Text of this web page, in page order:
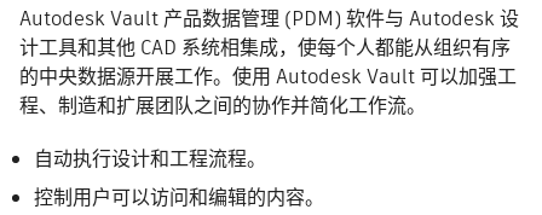
Autodesk Vault 产品数据管理 (PDM) 软件与 Autodesk 设
计工具和其他 CAD 系统相集成，使每个人都能从组织有序
的中央数据源开展工作。使用 Autodesk Vault 可以加强工
程、制造和扩展团队之间的协作并简化工作流。
自动执行设计和工程流程。
控制用户可以访问和编辑的内容。